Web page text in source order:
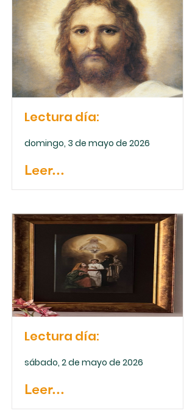
Lectura día:
domingo, 3 de mayo de 2026
Leer...
Lectura día:
sábado, 2 de mayo de 2026
Leer...